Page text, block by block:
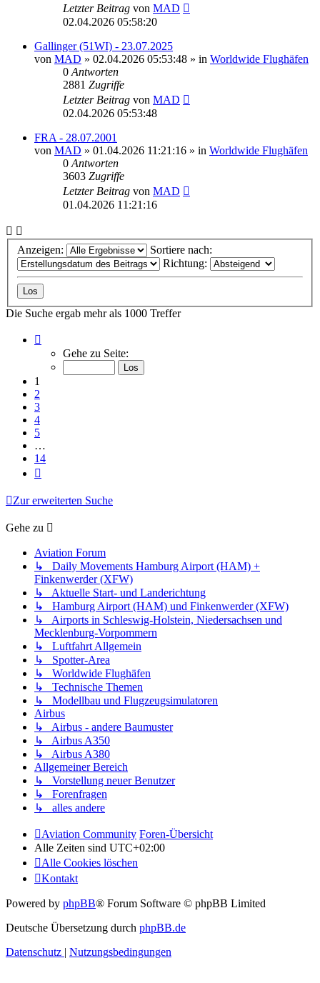
Letzter Beitrag von MAD
02.04.2026 05:58:20
Gallinger (51WI) - 23.07.2025
von MAD » 02.04.2026 05:53:48 » in Worldwide Flughäfen
0 Antworten
2881 Zugriffe
Letzter Beitrag von MAD
02.04.2026 05:53:48
FRA - 28.07.2001
von MAD » 01.04.2026 11:21:16 » in Worldwide Flughäfen
0 Antworten
3603 Zugriffe
Letzter Beitrag von MAD
01.04.2026 11:21:16
Anzeigen:
Sortiere nach:
Richtung:
Die Suche ergab mehr als 1000 Treffer
von
Gehe zu Seite:
1
2
3
4
5
…
14
Zur erweiterten Suche
Gehe zu
Aviation Forum
↳ Daily Movements Hamburg Airport (HAM) +
Finkenwerder (XFW)
↳ Aktuelle Start- und Landerichtung
↳ Hamburg Airport (HAM) und Finkenwerder (XFW)
↳ Airports in Schleswig-Holstein, Niedersachsen und
Mecklenburg-Vorpommern
↳ Luftfahrt Allgemein
↳ Spotter-Area
↳ Worldwide Flughäfen
↳ Technische Themen
↳ Modellbau und Flugzeugsimulatoren
Airbus
↳ Airbus - andere Baumuster
↳ Airbus A350
↳ Airbus A380
Allgemeiner Bereich
↳ Vorstellung neuer Benutzer
↳ Forenfragen
↳ alles andere
Aviation Community Foren-Übersicht
Alle Zeiten sind UTC+02:00
Alle Cookies löschen
Kontakt
Powered by phpBB® Forum Software © phpBB Limited
Deutsche Übersetzung durch phpBB.de
Datenschutz
Nutzungsbedingungen